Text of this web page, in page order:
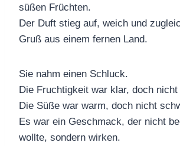
süßen Früchten.
Der Duft stieg auf, weich und
Gruß aus einem fernen Land.
Sie nahm einen Schluck.
Die Fruchtigkeit war klar, doch
Die Süße war warm, doch nicht
Es war ein Geschmack, der nicht
wollte, sondern wirken.